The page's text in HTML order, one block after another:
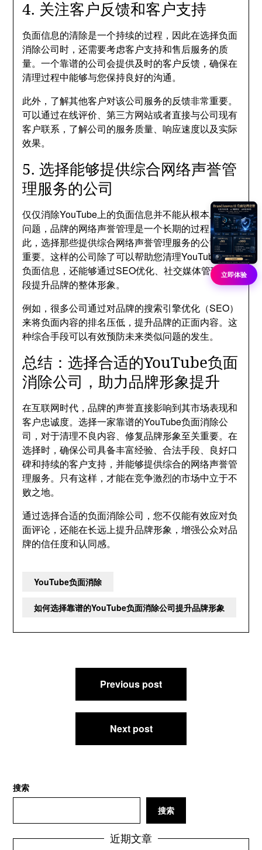
4. 关注客户反馈和客户支持
负面信息的清除是一个持续的过程，因此在选择负面
消除公司时，还需要考虑客户支持和售后服务的质
量。一个靠谱的公司会提供及时的客户反馈，确保在
清理过程中能够与您保持良好的沟通。
此外，了解其他客户对该公司服务的反馈非常重要。
可以通过在线评价、第三方网站或者直接与公司现有
客户联系，了解公司的服务质量、响应速度以及实际
效果。
5. 选择能够提供综合网络声誉管
理服务的公司
仅仅消除YouTube上的负面信息并不能从根本上解决
问题，品牌的网络声誉管理是一个长期的过程。因
此，选择那些提供综合网络声誉管理服务的公司非常
重要。这样的公司除了可以帮助您清理YouTube上的
负面信息，还能够通过SEO优化、社交媒体管理等手
段提升品牌的整体形象。
例如，很多公司通过对品牌的搜索引擎优化（SEO）
来将负面内容的排名压低，提升品牌的正面内容。这
种综合手段可以有效预防未来类似问题的发生。
总结：选择合适的YouTube负面
消除公司，助力品牌形象提升
在互联网时代，品牌的声誉直接影响到其市场表现和
客户忠诚度。选择一家靠谱的YouTube负面消除公
司，对于清理不良内容、修复品牌形象至关重要。在
选择时，确保公司具备丰富经验、合法手段、良好口
碑和持续的客户支持，并能够提供综合的网络声誉管
理服务。只有这样，才能在竞争激烈的市场中立于不
败之地。
通过选择合适的负面消除公司，您不仅能有效应对负
面评论，还能在长远上提升品牌形象，增强公众对品
牌的信任度和认同感。
YouTube负面消除
如何选择靠谱的YouTube负面消除公司提升品牌形象
Previous post
Next post
搜索
搜索
近期文章
立即体验